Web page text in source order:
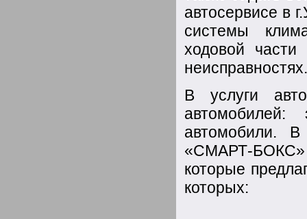
автосервисе в
системы
ходовой
неисправностях.
В услуги
автомобили.
«СМАРТ-
которые
которых: